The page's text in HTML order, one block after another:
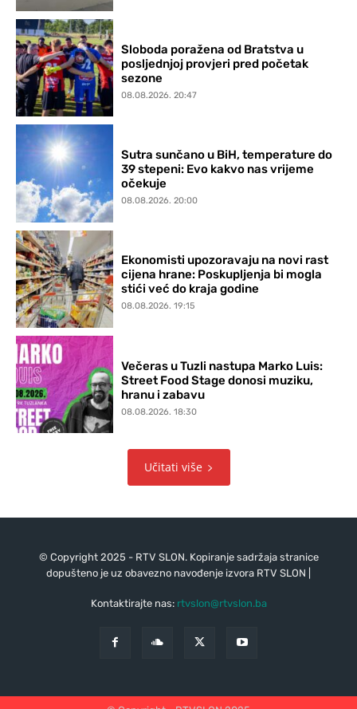
Sloboda poražena od Bratstva u
posljednjoj provjeri pred početak
sezone
08.08.2026. 20:47
Sutra sunčano u BiH, temperature do
39 stepeni: Evo kakvo nas vrijeme
očekuje
08.08.2026. 20:00
Ekonomisti upozoravaju na novi rast
cijena hrane: Poskupljenja bi mogla
stići već do kraja godine
08.08.2026. 19:15
Večeras u Tuzli nastupa Marko Luis:
Street Food Stage donosi muziku,
hranu i zabavu
08.08.2026. 18:30
Učitati više
© Copyright 2025 - RTV SLON. Kopiranje sadržaja stranice
dopušteno je uz obavezno navođenje izvora RTV SLON |
Kontaktirajte nas: rtvslon@rtvslon.ba